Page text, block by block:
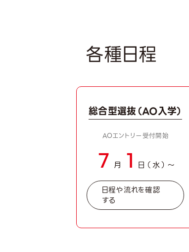
各種日程
総合型選抜（AO入学）
AOエントリー受付開始
7 月 1 日（水）〜
日程や流れを確認
する